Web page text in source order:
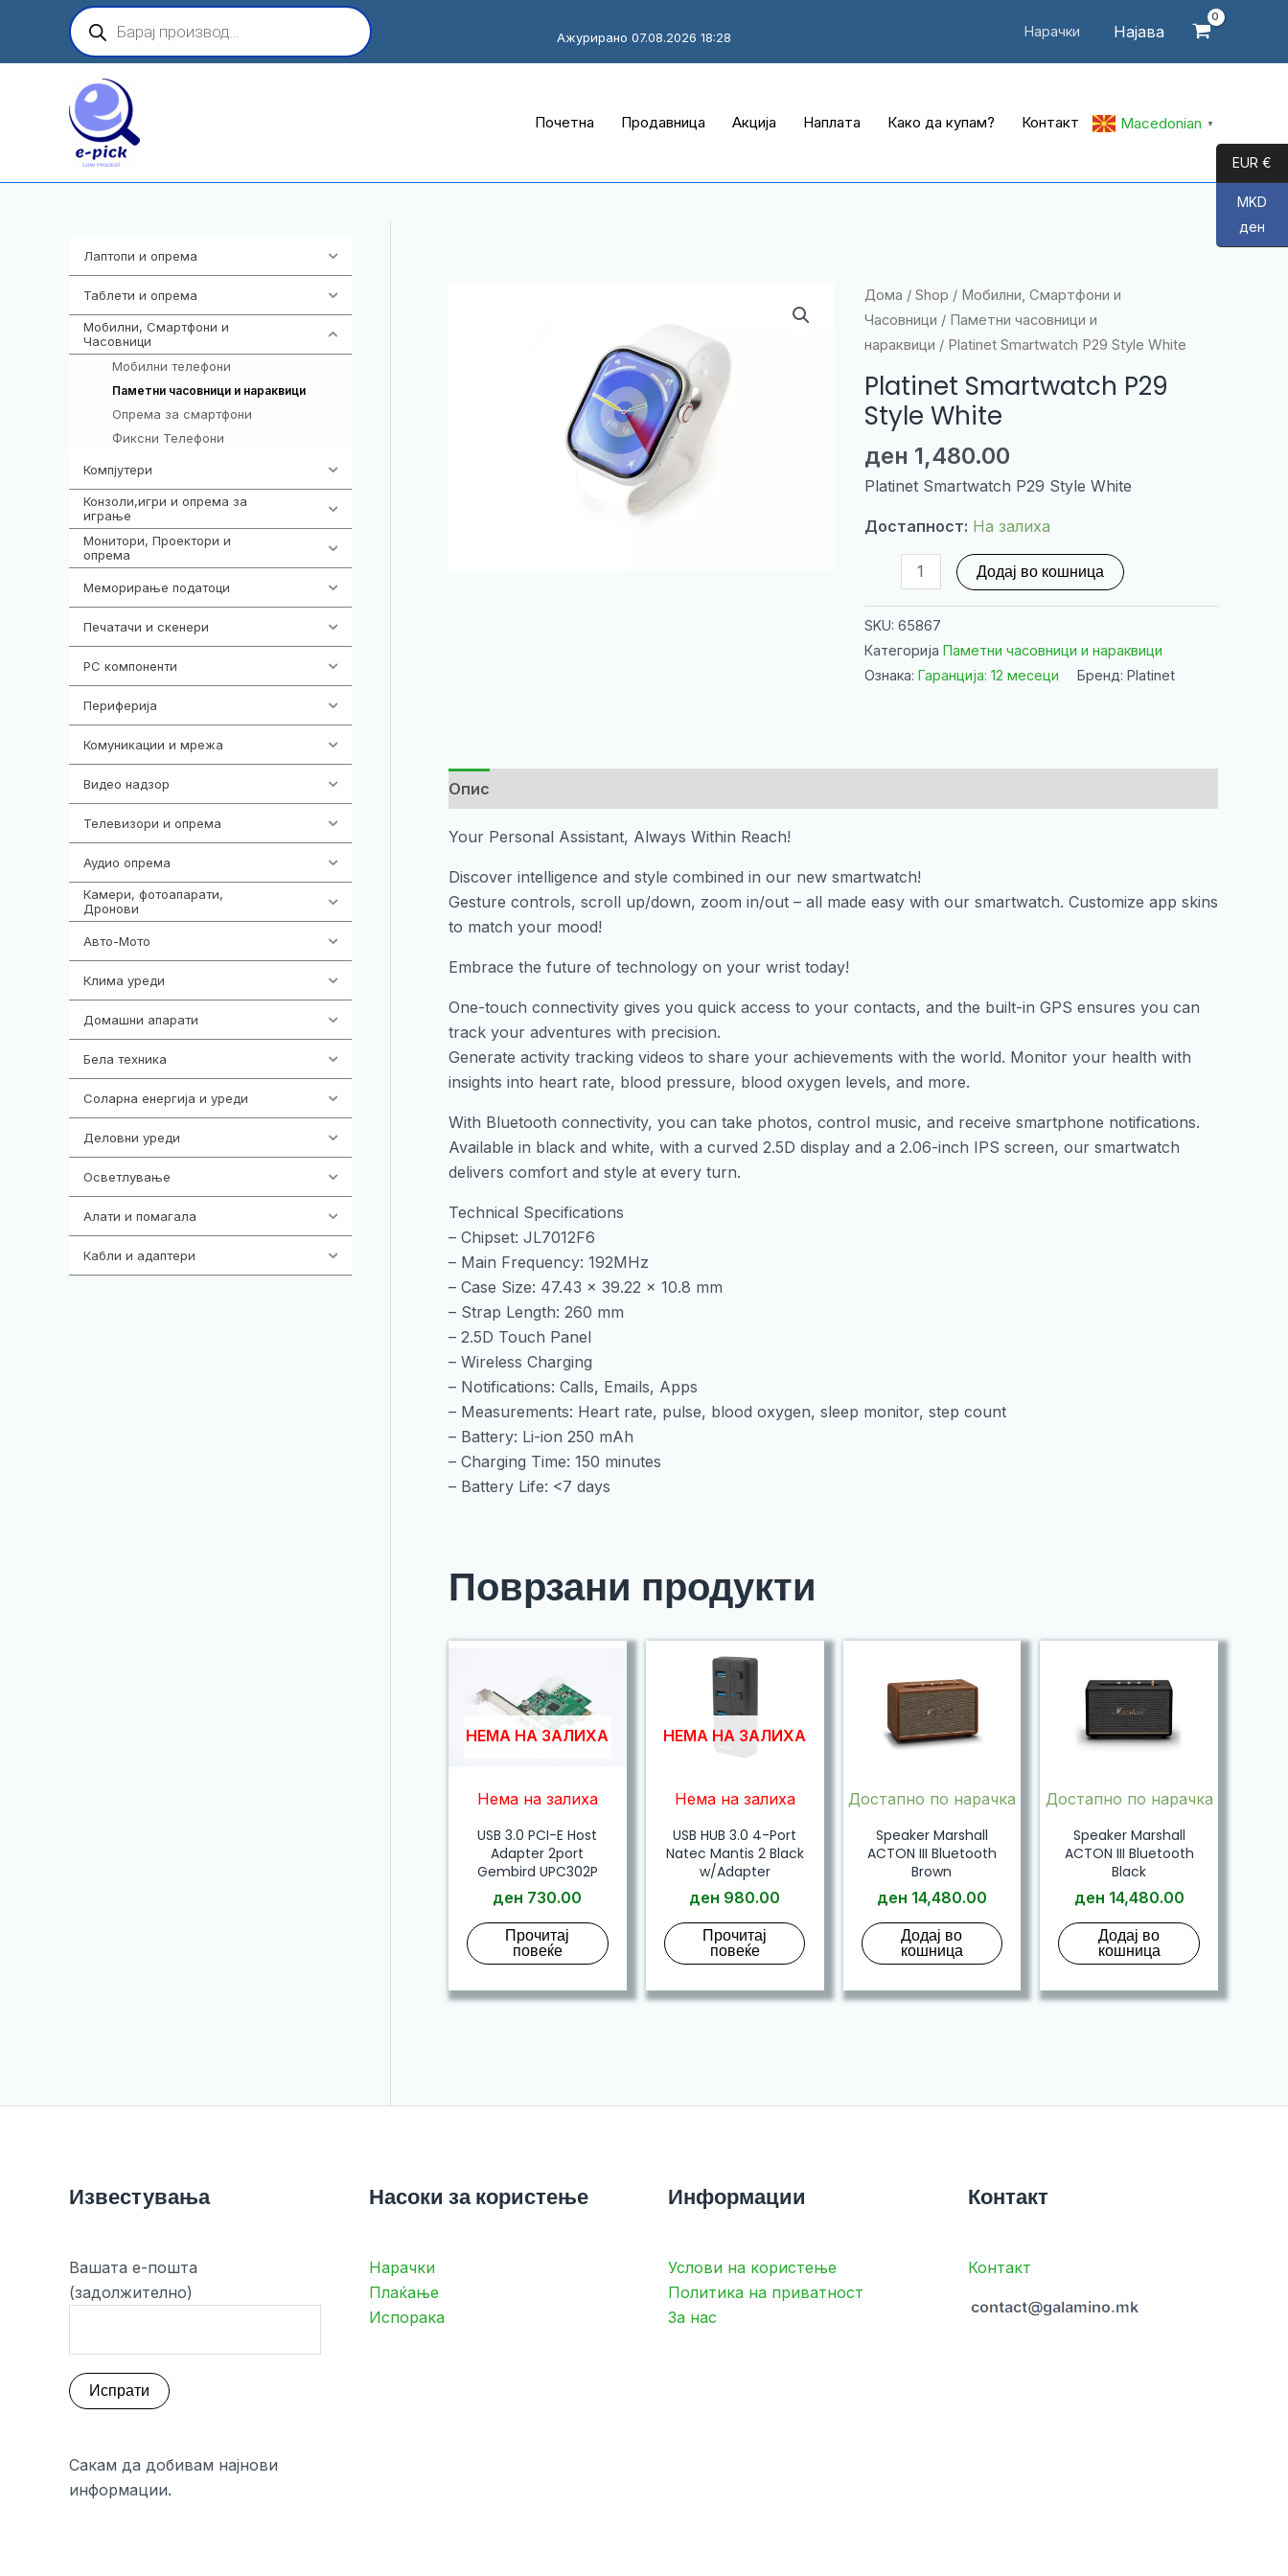
content
Products
search
Нарачки Најава
Ажурирано 07.08.2026 18:28
Почетна Продавница Акција Наплата Како да купам? Контакт Macedonian ▼
Лаптопи и опрема
Таблети и опрема
Мобилни, Смартфони и
Часовници
Мобилни телефони
Паметни часовници и нараквици
Опрема за смартфони
Фиксни Телефони
Компјутери
Конзоли,игри и опрема за
играње
Монитори, Проектори и
опрема
Меморирање податоци
Печатачи и скенери
PC компоненти
Периферија
Комуникации и мрежа
Видео надзор
Телевизори и опрема
Аудио опрема
Камери, фотоапарати,
Дронови
Авто-Мото
Клима уреди
Домашни апарати
Бела техника
Соларна енергија и уреди
Деловни уреди
Осветлување
Алати и помагала
Кабли и адаптери
Дома / Shop / Мобилни, Смартфони и
Часовници / Паметни часовници и
нараквици / Platinet Smartwatch P29 Style White
Platinet Smartwatch P29
Style White
ден 1,480.00
Platinet Smartwatch P29 Style White
Достапност: На залиха
Smartwatch
количина
Додај во кошница
SKU: 65867
Категорија Паметни часовници и нараквици
Ознака: Гаранција: 12 месеци Бренд: Platinet
Опис
Your Personal Assistant, Always Within Reach!
Discover intelligence and style combined in our new smartwatch!
Gesture controls, scroll up/down, zoom in/out – all made easy with our smartwatch. Customize app skins
to match your mood!
Embrace the future of technology on your wrist today!
One-touch connectivity gives you quick access to your contacts, and the built-in GPS ensures you can
track your adventures with precision.
Generate activity tracking videos to share your achievements with the world. Monitor your health with
insights into heart rate, blood pressure, blood oxygen levels, and more.
With Bluetooth connectivity, you can take photos, control music, and receive smartphone notifications.
Available in black and white, with a curved 2.5D display and a 2.06-inch IPS screen, our smartwatch
delivers comfort and style at every turn.
Technical Specifications
– Chipset: JL7012F6
– Main Frequency: 192MHz
– Case Size: 47.43 x 39.22 x 10.8 mm
– Strap Length: 260 mm
– 2.5D Touch Panel
– Wireless Charging
– Notifications: Calls, Emails, Apps
– Measurements: Heart rate, pulse, blood oxygen, sleep monitor, step count
– Battery: Li-ion 250 mAh
– Charging Time: 150 minutes
– Battery Life: <7 days
Поврзани продукти
НЕМА НА ЗАЛИХА
Нема на залиха
USB 3.0 PCI-E Host
Adapter 2port
Gembird UPC302P
ден 730.00
Прочитај
повеќе
НЕМА НА ЗАЛИХА
Нема на залиха
USB HUB 3.0 4-Port
Natec Mantis 2 Black
w/Adapter
ден 980.00
Прочитај
повеќе
Достапно по нарачка
Speaker Marshall
ACTON III Bluetooth
Brown
ден 14,480.00
Додај во
кошница
Достапно по нарачка
Speaker Marshall
ACTON III Bluetooth
Black
ден 14,480.00
Додај во
кошница
Известувања
Вашата е-пошта
(задолжително)
Сакам да добивам најнови
информации.
Насоки за користење
Нарачки
Плаќање
Испорака
Информации
Услови на користење
Политика на приватност
За нас
Контакт
Контакт
EUR €
MKD
ден